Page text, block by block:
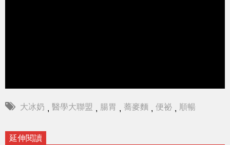
大冰奶 醫學大聯盟 腸胃 蕎麥麵 便祕 順暢
延伸閱讀